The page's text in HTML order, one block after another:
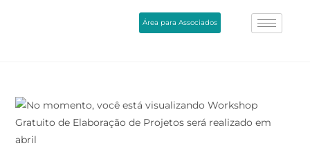
Área para Associados